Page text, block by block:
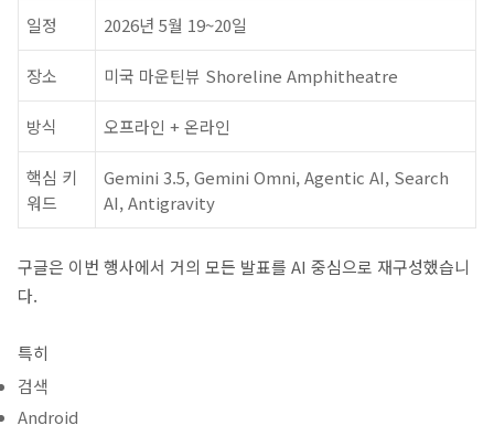
일정 2026년 5월 19~20일
장소 미국 마운틴뷰 Shoreline Amphitheatre
방식 오프라인 + 온라인
핵심 키
워드
Gemini 3.5, Gemini Omni, Agentic AI, Search
AI, Antigravity
구글은 이번 행사에서 거의 모든 발표를 AI 중심으로 재구성했습니
다.
특히
검색
Android